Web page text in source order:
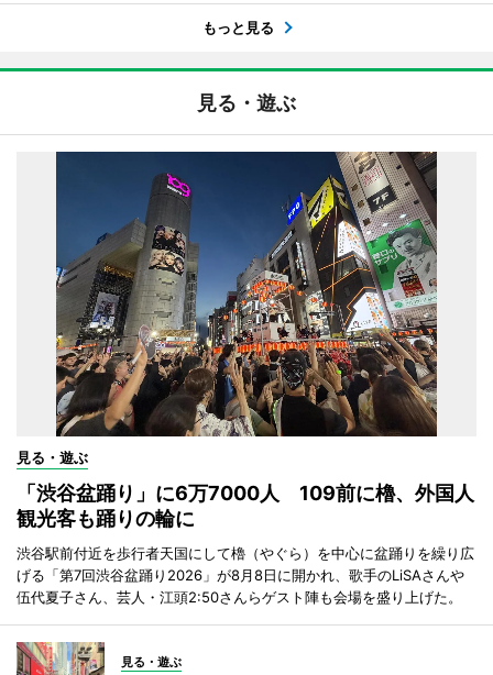
もっと見る
見る・遊ぶ
見る・遊ぶ
「渋谷盆踊り」に6万7000人 109前に櫓、外国人
観光客も踊りの輪に
渋谷駅前付近を歩行者天国にして櫓（やぐら）を中心に盆踊りを繰り広
げる「第7回渋谷盆踊り2026」が8月8日に開かれ、歌手のLiSAさんや
伍代夏子さん、芸人・江頭2:50さんらゲスト陣も会場を盛り上げた。
見る・遊ぶ